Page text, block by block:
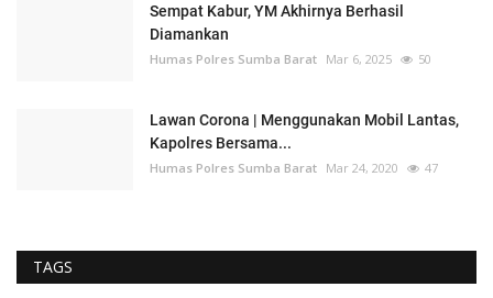
Sempat Kabur, YM Akhirnya Berhasil
Diamankan
Humas Polres Sumba Barat Mar 6, 2025 50
Lawan Corona | Menggunakan Mobil Lantas,
Kapolres Bersama...
Humas Polres Sumba Barat Mar 24, 2020 47
TAGS